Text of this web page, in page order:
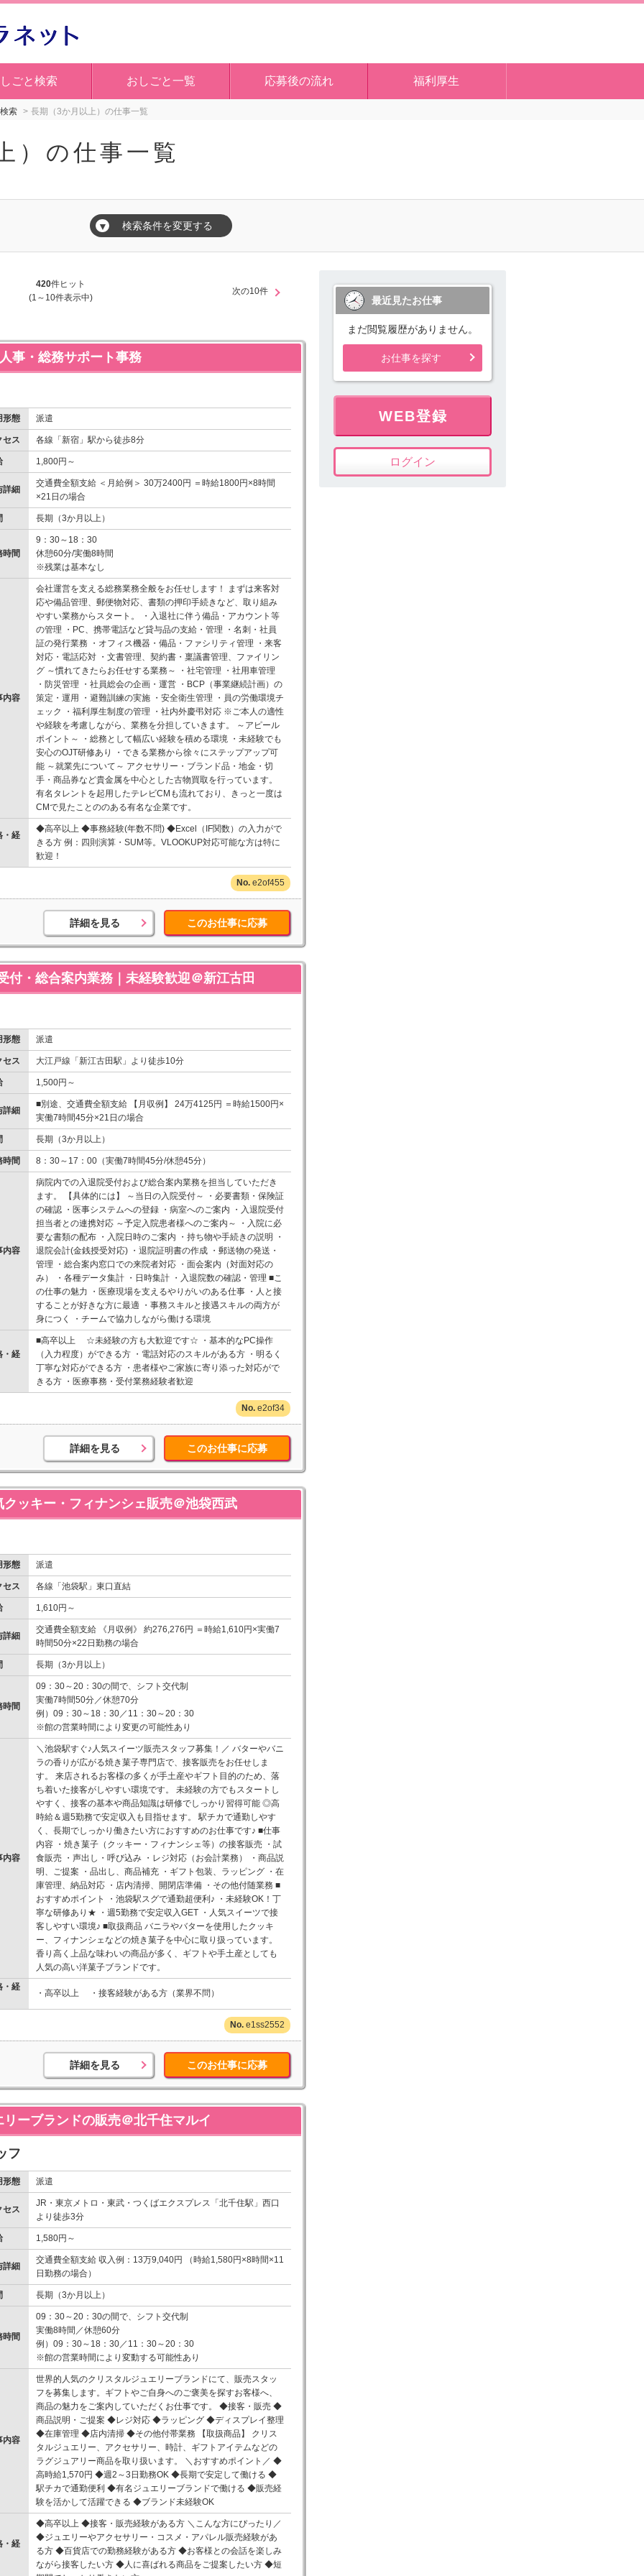
ごと検索 おしごと一覧 応募後の流れ 福利厚生
索 長期（3か月以上）の仕事一覧
）の仕事一覧
▼ 検索条件を変更する
420件ヒット
(1～10件表示中)
次の10件
事・総務サポート事務
形態 派遣
セス 各線「新宿」駅から徒歩8分
1,800円～
詳細
交通費全額支給 ＜月給例＞ 30万2400円 ＝時給1800円×8時間
×21日の場合
長期（3か月以上）
時間
9：30～18：30
休憩60分/実働8時間
※残業は基本なし
内容
会社運営を支える総務業務全般をお任せします！ まずは来客対
応や備品管理、郵便物対応、書類の押印手続きなど、取り組み
やすい業務からスタート。 ・入退社に伴う備品・アカウント等
の管理 ・PC、携帯電話など貸与品の支給・管理 ・名刺・社員
証の発行業務 ・オフィス機器・備品・ファシリティ管理 ・来客
対応・電話応対 ・文書管理、契約書・稟議書管理、ファイリン
グ ～慣れてきたらお任せする業務～ ・社宅管理 ・社用車管理
・防災管理 ・社員総会の企画・運営 ・BCP（事業継続計画）の
策定・運用 ・避難訓練の実施 ・安全衛生管理 ・員の労働環境チ
ェック ・福利厚生制度の管理 ・社内外慶弔対応 ※ご本人の適性
や経験を考慮しながら、業務を分担していきます。 ～アピール
ポイント～ ・総務として幅広い経験を積める環境 ・未経験でも
安心のOJT研修あり ・できる業務から徐々にステップアップ可
能 ～就業先について～ アクセサリー・ブランド品・地金・切
手・商品券など貴金属を中心とした古物買取を行っています。
有名タレントを起用したテレビCMも流れており、きっと一度は
CMで見たことののある有名な企業です。
・経
◆高卒以上 ◆事務経験(年数不問) ◆Excel（IF関数）の入力がで
きる方 例：四則演算・SUM等。VLOOKUP対応可能な方は特に
歓迎！
e2of455
詳細を見る このお仕事に応募
付・総合案内業務｜未経験歓迎＠新江古田
形態 派遣
セス 大江戸線「新江古田駅」より徒歩10分
1,500円～
詳細
■別途、交通費全額支給 【月収例】 24万4125円 ＝時給1500円×
実働7時間45分×21日の場合
長期（3か月以上）
時間 8：30～17：00（実働7時間45分/休憩45分）
内容
病院内での入退院受付および総合案内業務を担当していただき
ます。 【具体的には】 ～当日の入院受付～ ・必要書類・保険証
の確認 ・医事システムへの登録 ・病室へのご案内 ・入退院受付
担当者との連携対応 ～予定入院患者様へのご案内～ ・入院に必
要な書類の配布 ・入院日時のご案内 ・持ち物や手続きの説明 ・
退院会計(金銭授受対応) ・退院証明書の作成 ・郵送物の発送・
管理 ・総合案内窓口での来院者対応 ・面会案内（対面対応の
み） ・各種データ集計 ・日時集計 ・入退院数の確認・管理 ■こ
の仕事の魅力 ・医療現場を支えるやりがいのある仕事 ・人と接
することが好きな方に最適 ・事務スキルと接遇スキルの両方が
身につく ・チームで協力しながら働ける環境
・経
■高卒以上 ☆未経験の方も大歓迎です☆ ・基本的なPC操作
（入力程度）ができる方 ・電話対応のスキルがある方 ・明るく
丁寧な対応ができる方 ・患者様やご家族に寄り添った対応がで
きる方 ・医療事務・受付業務経験者歓迎
e2of34
詳細を見る このお仕事に応募
ッキー・フィナンシェ販売＠池袋西武
形態 派遣
セス 各線「池袋駅」東口直結
1,610円～
詳細
交通費全額支給 《月収例》 約276,276円 ＝時給1,610円×実働7
時間50分×22日勤務の場合
長期（3か月以上）
時間
09：30～20：30の間で、シフト交代制
実働7時間50分／休憩70分
例）09：30～18：30／11：30～20：30
※館の営業時間により変更の可能性あり
内容
＼池袋駅すぐ♪人気スイーツ販売スタッフ募集！／ バターやバニ
ラの香りが広がる焼き菓子専門店で、接客販売をお任せしま
す。 来店されるお客様の多くが手土産やギフト目的のため、落
ち着いた接客がしやすい環境です。 未経験の方でもスタートし
やすく、接客の基本や商品知識は研修でしっかり習得可能 ◎高
時給＆週5勤務で安定収入も目指せます。 駅チカで通勤しやす
く、長期でしっかり働きたい方におすすめのお仕事です♪ ■仕事
内容 ・焼き菓子（クッキー・フィナンシェ等）の接客販売 ・試
食販売 ・声出し・呼び込み ・レジ対応（お会計業務） ・商品説
明、ご提案 ・品出し、商品補充 ・ギフト包装、ラッピング ・在
庫管理、納品対応 ・店内清掃、開閉店準備 ・その他付随業務 ■
おすすめポイント ・池袋駅スグで通勤超便利♪ ・未経験OK！丁
寧な研修あり★ ・週5勤務で安定収入GET ・人気スイーツで接
客しやすい環境♪ ■取扱商品 バニラやバターを使用したクッキ
ー、フィナンシェなどの焼き菓子を中心に取り扱っています。
香り高く上品な味わいの商品が多く、ギフトや手土産としても
人気の高い洋菓子ブランドです。
・経
・高卒以上 ・接客経験がある方（業界不問）
e1ss2552
詳細を見る このお仕事に応募
ーブランドの販売＠北千住マルイ
フ
形態 派遣
セス
JR・東京メトロ・東武・つくばエクスプレス「北千住駅」西口
より徒歩3分
1,580円～
詳細
交通費全額支給 収入例：13万9,040円 （時給1,580円×8時間×11
日勤務の場合）
長期（3か月以上）
時間
09：30～20：30の間で、シフト交代制
実働8時間／休憩60分
例）09：30～18：30／11：30～20：30
※館の営業時間により変動する可能性あり
内容
世界的人気のクリスタルジュエリーブランドにて、販売スタッ
フを募集します。ギフトやご自身へのご褒美を探すお客様へ、
商品の魅力をご案内していただくお仕事です。 ◆接客・販売 ◆
商品説明・ご提案 ◆レジ対応 ◆ラッピング ◆ディスプレイ整理
◆在庫管理 ◆店内清掃 ◆その他付帯業務 【取扱商品】 クリス
タルジュエリー、アクセサリー、時計、ギフトアイテムなどの
ラグジュアリー商品を取り扱います。 ＼おすすめポイント／ ◆
高時給1,570円 ◆週2～3日勤務OK ◆長期で安定して働ける ◆
駅チカで通勤便利 ◆有名ジュエリーブランドで働ける ◆販売経
験を活かして活躍できる ◆ブランド未経験OK
・経
◆高卒以上 ◆接客・販売経験がある方 ＼こんな方にぴったり／
◆ジュエリーやアクセサリー・コスメ・アパレル販売経験があ
る方 ◆百貨店での勤務経験がある方 ◆お客様との会話を楽しみ
ながら接客したい方 ◆人に喜ばれる商品をご提案したい方 ◆短
最近見たお仕事
まだ閲覧履歴がありません。
お仕事を探す
WEB登録
ログイン